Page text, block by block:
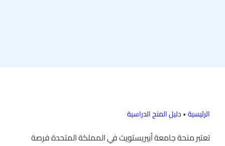
الرئيسية•دليل المنح الدراسية
تعتبر منحة جامعة أبيريستويث في المملكة المتحدة فرصة